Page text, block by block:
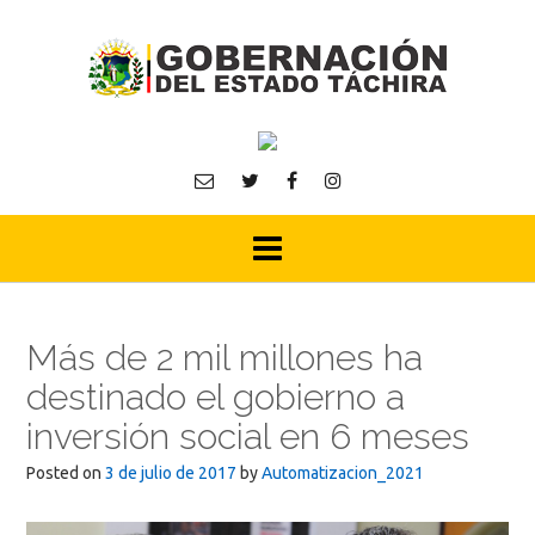
Más de 2 mil millones ha
destinado el gobierno a
inversión social en 6 meses
Posted on 3 de julio de 2017 byAutomatizacion_2021